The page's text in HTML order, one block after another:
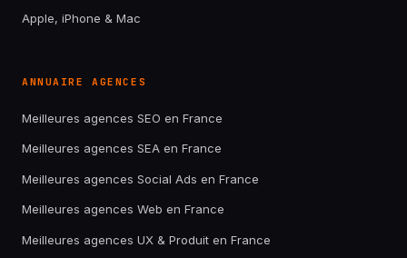
Apple, iPhone & Mac
ANNUAIRE AGENCES
Meilleures agences SEO en France
Meilleures agences SEA en France
Meilleures agences Social Ads en France
Meilleures agences Web en France
Meilleures agences UX & Produit en France